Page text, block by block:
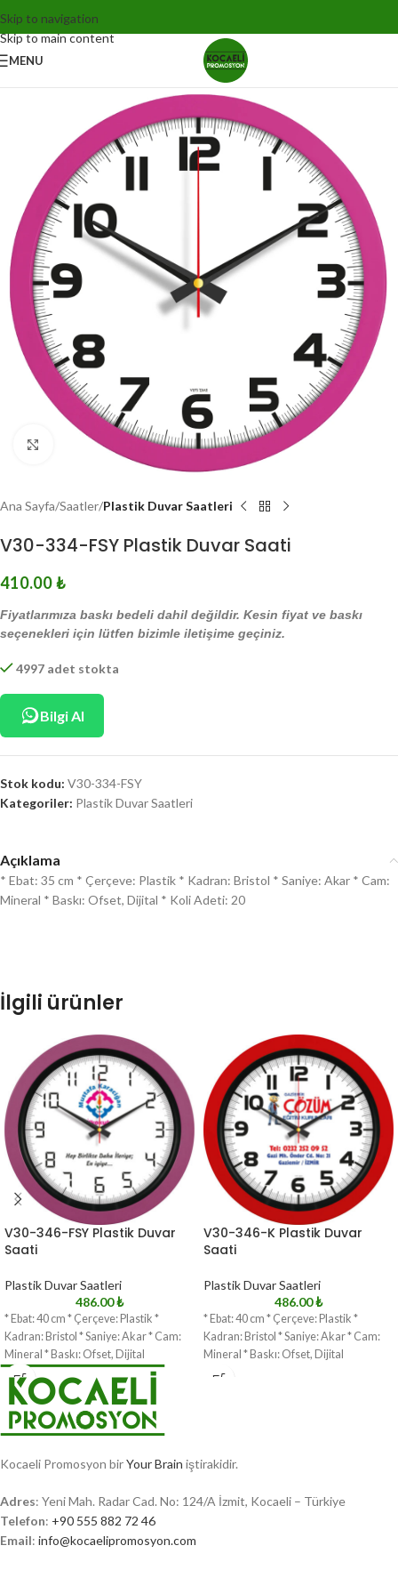
Skip to navigation
Skip to main content
MENU
Click to enlarge
Ana Sayfa Saatler Plastik Duvar Saatleri
V30-334-FSY Plastik Duvar Saati
410.00₺
Fiyatlarımıza baskı bedeli dahil değildir. Kesin fiyat ve baskı
seçenekleri için lütfen bizimle iletişime geçiniz.
4997 adet stokta
Bilgi Al
Stok kodu: V30-334-FSY
Kategoriler: Plastik Duvar Saatleri
Açıklama
* Ebat: 35 cm * Çerçeve: Plastik * Kadran: Bristol * Saniye: Akar * Cam:
Mineral * Baskı: Ofset, Dijital * Koli Adeti: 20
İlgili ürünler
V30-346-FSY Plastik Duvar
Saati
Plastik Duvar Saatleri
486.00₺
* Ebat: 40 cm * Çerçeve: Plastik *
Kadran: Bristol * Saniye: Akar * Cam:
Mineral * Baskı: Ofset, Dijital
V30-346-K Plastik Duvar
Saati
Plastik Duvar Saatleri
486.00₺
* Ebat: 40 cm * Çerçeve: Plastik *
Kadran: Bristol * Saniye: Akar * Cam:
Mineral * Baskı: Ofset, Dijital
Kocaeli Promosyon birYour Brain iştirakidir.
Adres: Yeni Mah. Radar Cad. No: 124/A İzmit, Kocaeli – Türkiye
Telefon: +90 555 882 72 46
Email: info@kocaelipromosyon.com